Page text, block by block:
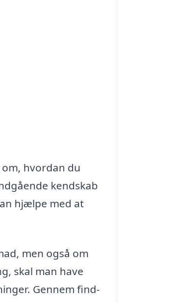
hvordan du
kendskab
hjælpe med at
men også om
skal man have
Gennem find-